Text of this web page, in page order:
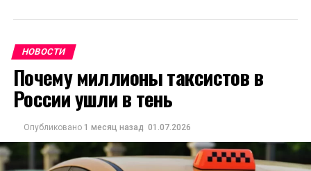
НОВОСТИ
Почему миллионы таксистов в
России ушли в тень
Опубликовано 1 месяц назад 01.07.2026